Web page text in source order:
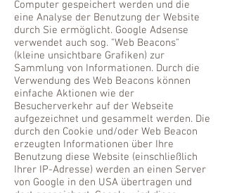
Computer gespeichert werden und die
eine Analyse der Benutzung der Website
durch Sie ermöglicht. Google Adsense
verwendet auch sog. "Web Beacons"
(kleine unsichtbare Grafiken) zur
Sammlung von Informationen. Durch die
Verwendung des Web Beacons können
einfache Aktionen wie der
Besucherverkehr auf der Webseite
aufgezeichnet und gesammelt werden. Die
durch den Cookie und/oder Web Beacon
erzeugten Informationen über Ihre
Benutzung diese Website (einschließlich
Ihrer IP-Adresse) werden an einen Server
von Google in den USA übertragen und